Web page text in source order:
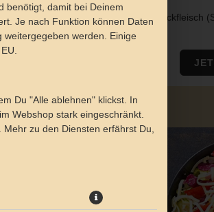
mit Hackfleisch
benötigt, damit bei Deinem
Je nach Funktion können Daten
werden. Einige
Du "Alle ablehnen" klickst. In
Webshop stark eingeschränkt.
zu den Diensten erfährst Du,